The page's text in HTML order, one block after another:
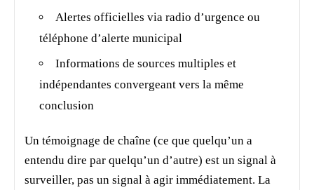
Alertes officielles via radio d’urgence ou
téléphone d’alerte municipal
Informations de sources multiples et
indépendantes convergeant vers la même
conclusion
Un témoignage de chaîne (ce que quelqu’un a
entendu dire par quelqu’un d’autre) est un signal à
surveiller, pas un signal à agir immédiatement. La